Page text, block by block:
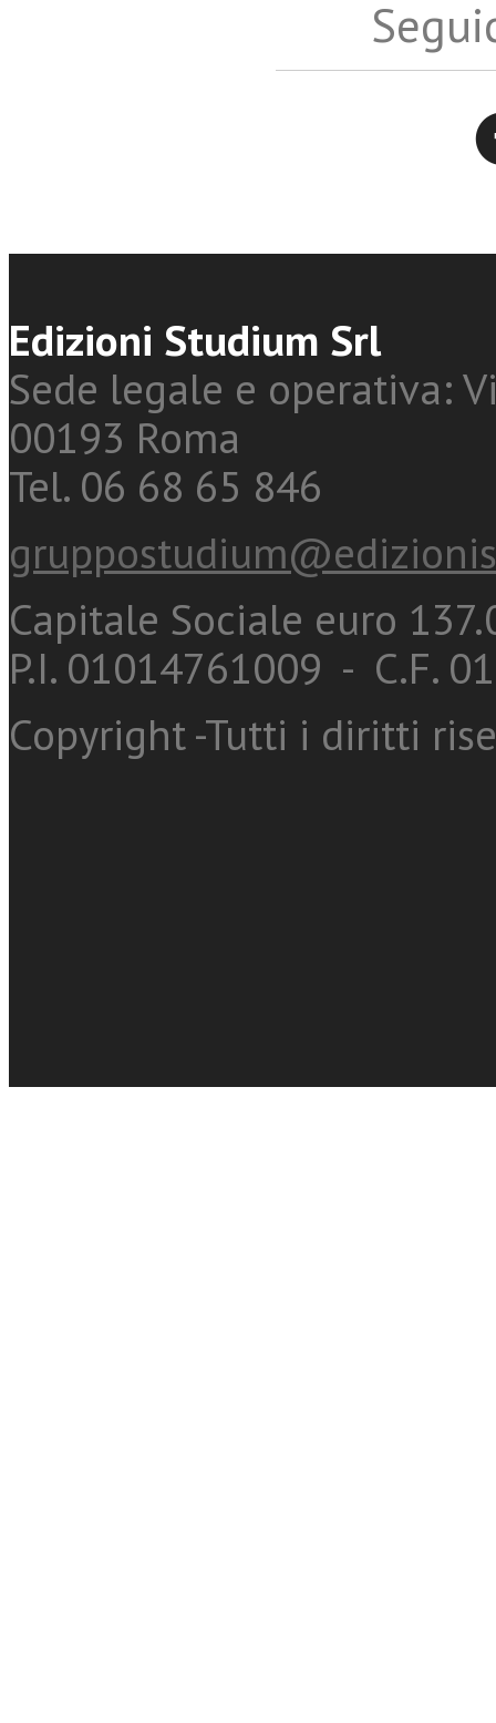
Edizioni Studium Srl
Sede legale e operativa:
00193 Roma
Tel. 06 68 65 846
Capitale Sociale euro
P.I. 01014761009 - C.F.
Copyright -Tutti i diritti